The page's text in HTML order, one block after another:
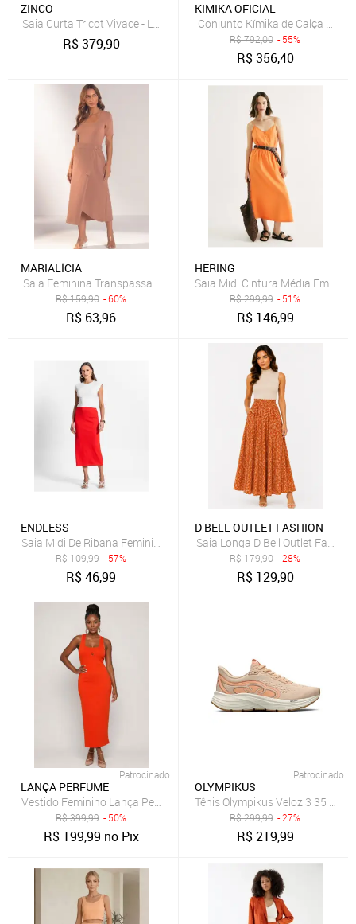
ZINCO
Saia Curta Tricot Vivace - Laranja
R$379,90
KIMIKA OFICIAL
Conjunto Kímika de Calça Cós
R$792,00 - 55%
R$356,40
MARIALÍCIA
Saia Feminina Transpassada Marialícia Laranja
R$159,90 - 60%
R$ 63,96
HERING
Saia Midi Cintura Média Em
R$299,99 - 51%
R$ 146,99
ENDLESS
Saia Midi De Ribana Feminina Endless Laranja
R$109,99 - 57%
R$46,99
D BELL OUTLET FASHION
Saia Longa D Bell Outlet
R$179,90 - 28%
R$ 129,90
Patrocinado
LANÇA PERFUME
Vestido Feminino Lança Perfume Longo Alças Largas Laranja
R$399,99 - 50%
R$ 199,99 no Pix
Patrocinado
OLYMPIKUS
Tênis Olympikus Veloz 3 35
R$299,99 - 27%
R$219,99